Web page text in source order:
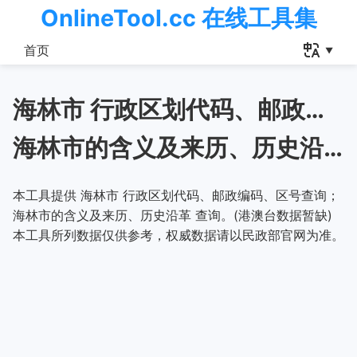
OnlineTool.cc 在线工具集
首页
海林市 行政区划代码、邮政编码、区号查询
海林市的含义及来历、历史沿革
本工具提供 海林市 行政区划代码、邮政编码、区号查询；
海林市的含义及来历、历史沿革 查询。(港澳台数据暂缺)
本工具所列数据仅供参考，权威数据请以民政部官网为准。